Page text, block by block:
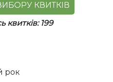
КВИТКІВ
квитків: 199
рок